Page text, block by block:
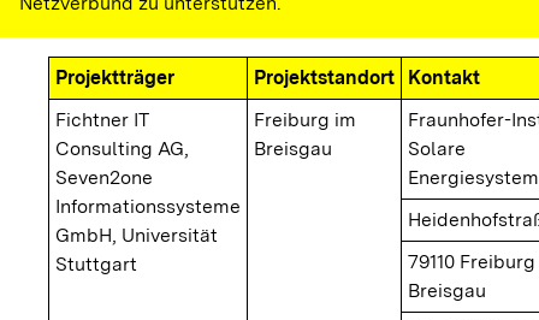
Projektträger Projektstandort
Kontakt
Fichtner IT
Consulting AG,
Seven2one
Informationssysteme
GmbH, Universität
Stuttgart
Freiburg im
Breisgau
Fraunhofer-
Solare
79110
Breisgau